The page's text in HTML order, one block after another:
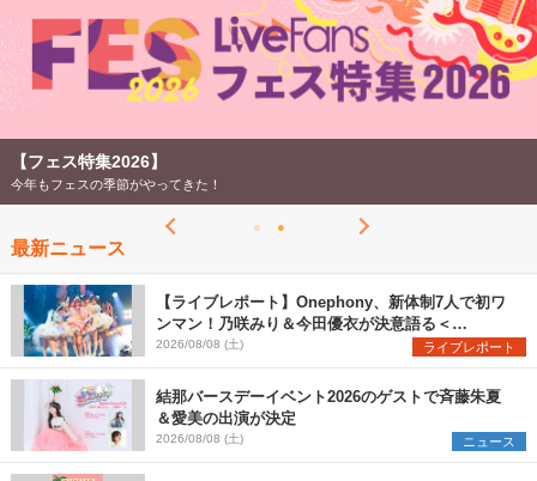
【フェス特集2026】
今年もフェスの季節がやってきた！
最新ニュース
【ライブレポート】Onephony、新体制7人で初ワ
ンマン！乃咲みり＆今田優衣が決意語る＜
Onephony新体制1st Oneman Live はじまりの夏
＞
2026/08/08 (土) ライブレポート
結那バースデーイベント2026のゲストで斉藤朱夏
＆愛美の出演が決定
2026/08/08 (土) ニュース